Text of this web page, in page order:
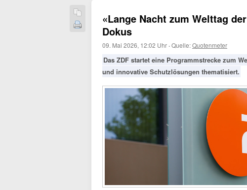
«Lange Nacht zum Welttag
Dokus
09. Mai 2026, 12:02 Uhr ·Quelle:Quotenmeter
Das ZDF startet eine Programmstrecke zum
und innovative Schutzlösungen thematisiert.